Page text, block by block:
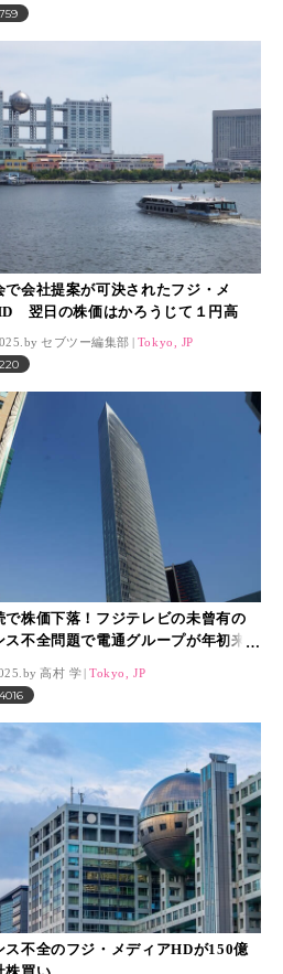
759
で会社提案が可決されたフジ・メ
翌日の株価はかろうじて１円高
セブツー編集部 Tokyo, JP
220
で株価下落！フジテレビの未曾有の
ス不全問題で電通グループが年初来
高村 学 Tokyo, JP
4016
ス不全のフジ・メディアHDが150億